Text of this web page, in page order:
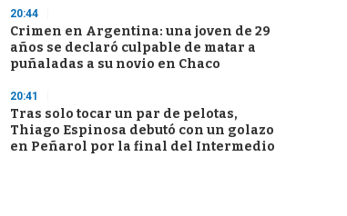
20:44
Crimen en Argentina: una joven de 29
años se declaró culpable de matar a
puñaladas a su novio en Chaco
20:41
Tras solo tocar un par de pelotas,
Thiago Espinosa debutó con un golazo
en Peñarol por la final del Intermedio